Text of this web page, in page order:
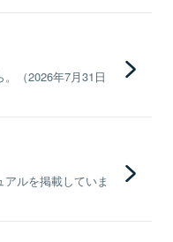
（2026年7月31日
ルを掲載していま